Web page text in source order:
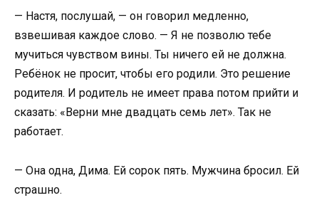
— Настя, послушай, — он говорил медленно,
взвешивая каждое слово. — Я не позволю тебе
мучиться чувством вины. Ты ничего ей не должна.
Ребёнок не просит, чтобы его родили. Это решение
родителя. И родитель не имеет права потом прийти и
сказать: «Верни мне двадцать семь лет». Так не
работает.
— Она одна, Дима. Ей сорок пять. Мужчина бросил. Ей
страшно.